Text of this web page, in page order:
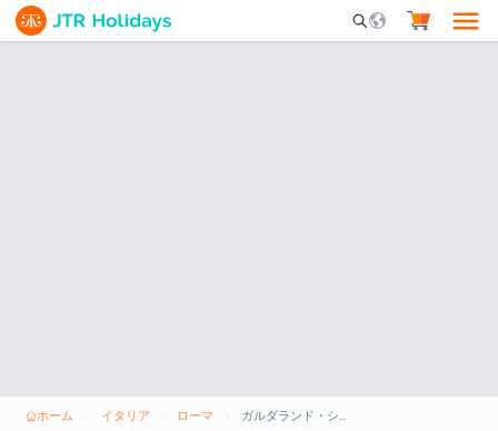
Mobile Search
ホーム イタリア ローマ ガルダランド・シーライフ水族館チケット